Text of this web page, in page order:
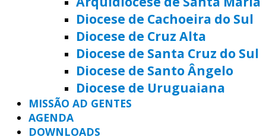
Diocese de Cachoeira do Sul
Diocese de Cruz Alta
Diocese de Santa Cruz do Sul
Diocese de Santo Ângelo
Diocese de Uruguaiana
MISSÃO AD GENTES
AGENDA
DOWNLOADS